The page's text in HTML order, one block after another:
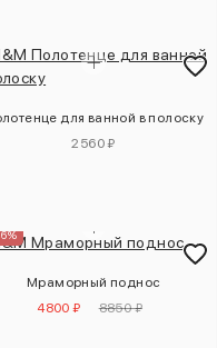
для ванной в полоску
2560 ₽
Мраморный поднос
4800 ₽
8850 ₽